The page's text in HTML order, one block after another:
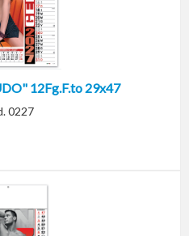
12Fg.F.to 29x47
0227